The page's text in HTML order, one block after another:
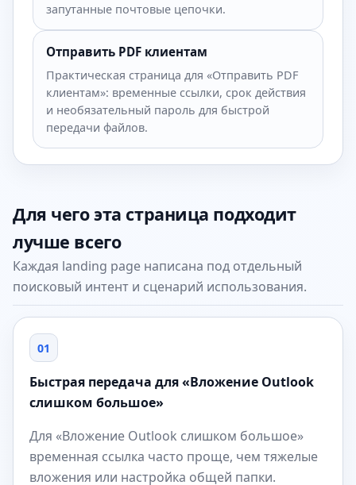
запутанные почтовые цепочки.
Отправить PDF клиентам
Практическая страница для «Отправить PDF
клиентам»: временные ссылки, срок действия
и необязательный пароль для быстрой
передачи файлов.
Для чего эта страница подходит
лучше всего
Каждая landing page написана под отдельный
поисковый интент и сценарий использования.
01
Быстрая передача для «Вложение Outlook
слишком большое»
Для «Вложение Outlook слишком большое»
временная ссылка часто проще, чем тяжелые
вложения или настройка общей папки.